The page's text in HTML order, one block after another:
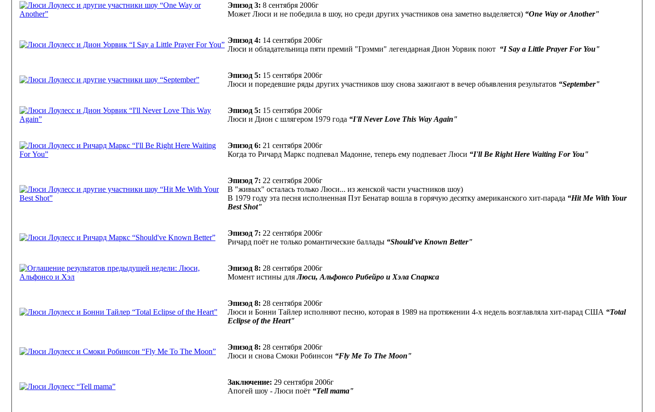
Эпизод 3: 8 сентября 2006г
Может Люси и не победила в шоу, но среди других участников она заметно выделяется) “One Way or Another"
Эпизод 4: 14 сентября 2006г
Люси и обладательница пяти премий "Грэмми" легендарная Дион Уорвик поют “I Say a Little Prayer For You"
Эпизод 5: 15 сентября 2006г
Люси и поредевшие ряды других участников шоу снова зажигают в вечер объявления результатов “September"
Эпизод 5: 15 сентября 2006г
Люси и Дион с шлягером 1979 года “I'll Never Love This Way Again"
Эпизод 6: 21 сентября 2006г
Когда то Ричард Маркс подпевал Мадонне, теперь ему подпевает Люси “I'll Be Right Here Waiting For You"
Эпизод 7: 22 сентября 2006г
В "живых" осталась только Люси... из женской части участников шоу)
В 1979 году эта песня исполненная Пэт Бенатар вошла в горячую десятку американского хит-парада “Hit Me With Your
Best Shot"
Эпизод 7: 22 сентября 2006г
Ричард поёт не только романтические баллады “Should've Known Better"
Эпизод 8: 28 сентября 2006г
Момент истины дляЛюси, Альфонсо Рибейро и Хэла Спаркса
Эпизод 8: 28 сентября 2006г
Люси и Бонни Тайлер исполняют песню, которая в 1989 на протяжении 4-х недель возглавляла хит-парад США “Total
Eclipse of the Heart"
Эпизод 8: 28 сентября 2006г
Люси и снова Смоки Робинсон “Fly Me To The Moon"
Заключение: 29 сентября 2006г
Апогей шоу - Люси поёт “Tell mama"